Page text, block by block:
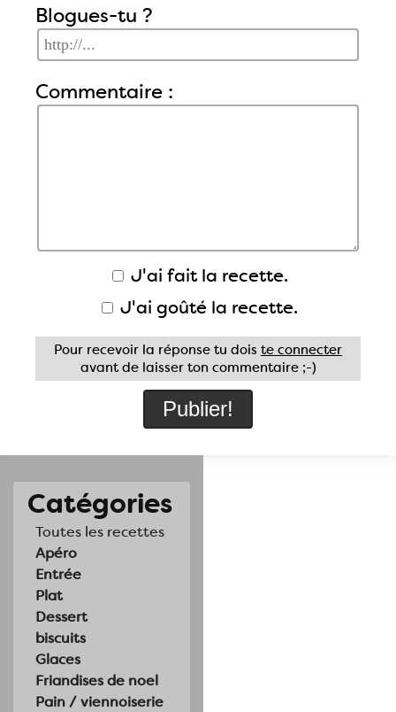
Catégories
Toutes les recettes
Apéro
Entrée
Plat
Dessert
biscuits
Glaces
Friandises de noel
Pain / viennoiserie
Blogues-tu ?
Commentaire :
J'ai fait la recette.
J'ai goûté la recette.
Pour recevoir la réponse tu dois te connecter
avant de laisser ton commentaire ;-)